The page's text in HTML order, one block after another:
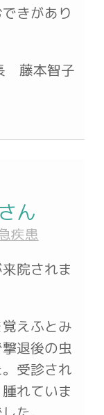
きがあり
藤本智子
ん
疾患
院されま
えふとみ
退後の虫
受診され
れていま